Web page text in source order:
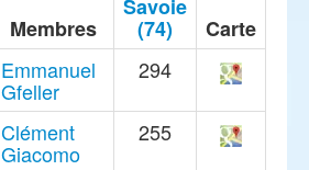
Membres
Savoie
(74)
Carte
Emmanuel
Gfeller
294
Clément
Giacomo
255